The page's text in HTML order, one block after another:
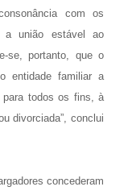
com os
a união estável ao
se, portanto, que o
entidade familiar a
para todos os fins, à
divorciada”, conclui
concederam